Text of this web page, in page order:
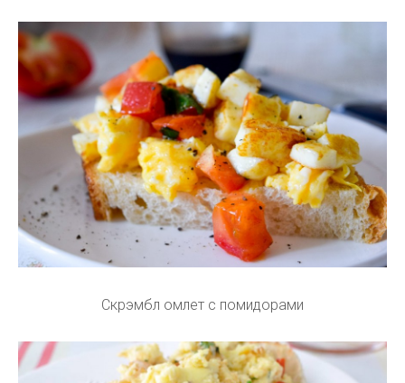
Скрэмбл омлет с помидорами